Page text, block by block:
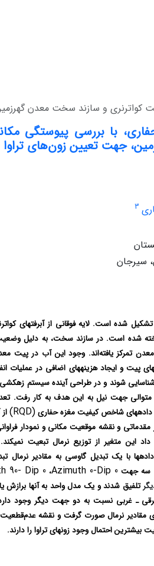
کواترنری و سازند سخت معدن
با بررسی پیوستگی
جهت تعیین زون‌های تراوا
3
سیرجان
شده است. لایه فوقانی از آبرفت‏های
شده است. در سازند سخت، به دلیل
تمرکز یافته‌اند. وجود این آب در پیت
پیت و ایجاد هزینه‏های اضافی در عملیات
شناسایی شوند و در طراحی آینده سیستم
داده‏های شاخص کیفیت مغزه حفاری(RQD)
و نقشه موقعیت مکانی و نمودار
این متغیر از توزیع نرمال تبعیت
با یک تبدیل گاوسی به مقادیر نرمال
سه جهت Azimuth 0-Dip 0، 90- Dip 0
تلفیق ‏شدند و یک مدل واحد به آن‏ها برازش
ـ غربی نسبت به دو جهت دیگر وجود
مقادیر نرمال صورت گرفت و نقشه
احتمال وجود زون‏های تراوا را دارند.